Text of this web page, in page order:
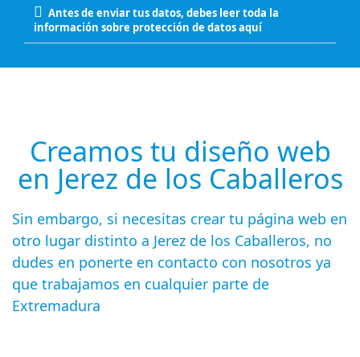
Antes de enviar tus datos, debes leer toda la
información sobre protección de datos aquí
Creamos tu diseño web
en Jerez de los Caballeros
Sin embargo, si necesitas crear tu página web en
otro lugar distinto a Jerez de los Caballeros, no
dudes en ponerte en contacto con nosotros ya
que trabajamos en cualquier parte de
Extremadura